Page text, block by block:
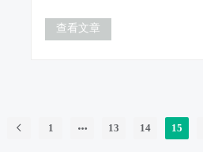
查看文章
1 13 14 15